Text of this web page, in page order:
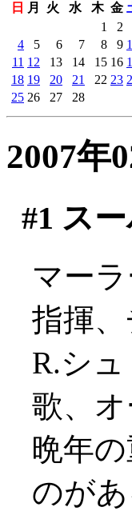
日
月 火 水 木 金
1
2
4
5 6 7 8 9
11 12 13 14 15 16
18 19 20 21 22 23
25 26 27 28
2007年
#1 ス
マー
指揮
R.シ
歌、
晩年
のが